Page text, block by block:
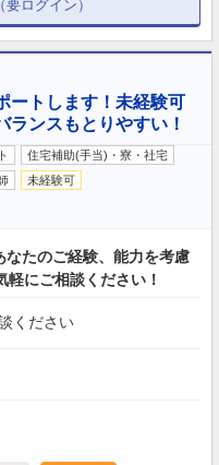
ログイン）
ートします！未経験可
ンスもとりやすい！
住宅補助(手当)・寮・社宅
未経験可
たのご経験、能力を考慮
軽にご相談ください！
ください